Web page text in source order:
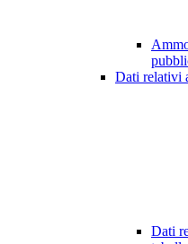
Dati relativi
Dati